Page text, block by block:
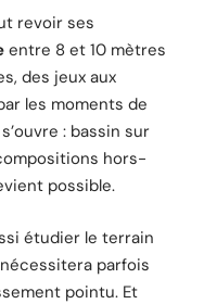
revoir ses
entre 8 et 10 mètres
des jeux aux
les moments de
: bassin sur
hors-
possible.
étudier le terrain
parfois
pointu. Et